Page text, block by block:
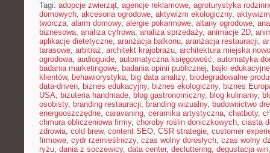
Tagi: adopcje zwierząt, agencje reklamowe, agroturystyka
domowych, akcesoria ogrodowe, aktywizm ekologiczny,
twórcza, alarm domowy, alergie pokarmowe, altany ogrodowe,
biznesowa, analiza cyfrowa, analiza sprzedaży, animacje 2D,
aplikacje dietetyczne, aranżacja balkonu, aranżacja restauracji,
tarasowe, arbitraż, architekt krajobrazu, architektura miejska
ogrodowa, audioguide, automatyczna księgowość, automatyka
badania marketingowe, badania opinii publicznej, bajki edukacyjne
klientów, behawiorystyka, big data analizy, biodegradowalne
data-driven, biznes edukacyjny, biznes ekologiczny, biznes
USA, bizuteria handmade, blog gastronomiczny, blog kulinarny,
osobisty, branding restauracji, branding wizualny, budownictwo
energooszczędne, caravaning, ceramika artystyczna, chatboty,
chmura obliczeniowa firmy, choroby roślin doniczkowych, ciasta
zdrowia, cold brew, content SEO, CSR strategie, customer
firmowe, cydr rzemieślniczy, czas wolny dorosłych, czas wolny
ryżu, dania z soczewicy, data center, decluttering, degustacja win